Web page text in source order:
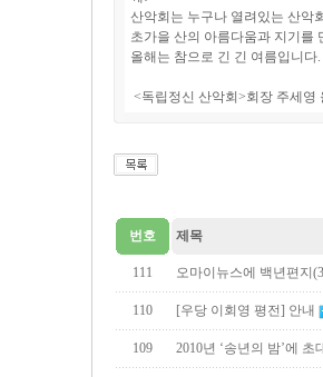
산악회는 누구나 열려있는 산악
초가을 산의 아름다움과 지기를
올해는 참으로 긴 긴 여름입니
<독립정신 산악회>회장 주세영
번호 제목
111 오마이뉴스에 백년편지
110 [우당 이회영 평전] 안내
109 2010년 ‘송년의 밤’에 초